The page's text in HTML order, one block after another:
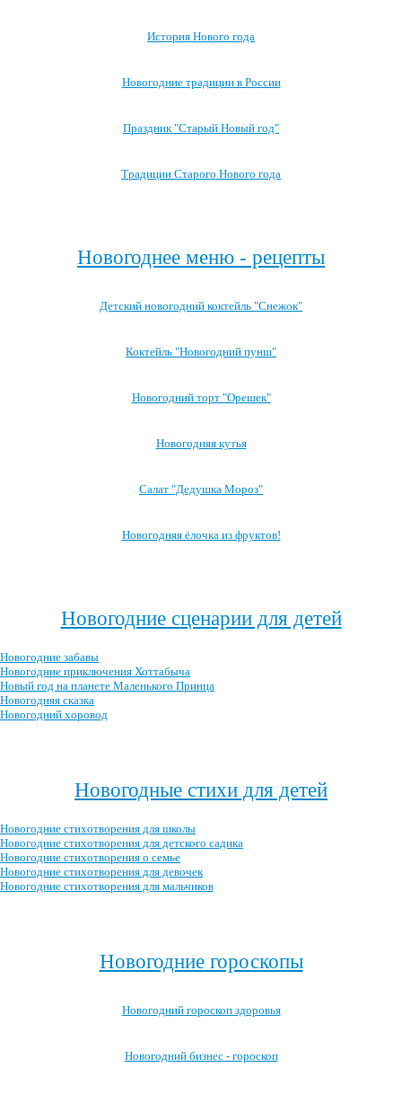
История Нового года
Новогодние традиции в России
Праздник "Старый Новый год"
Традиции Старого Нового года
Новогоднее меню - рецепты
Детский новогодний коктейль "Снежок"
Коктейль "Новогодний пунш"
Новогодний торт "Орешек"
Новогодняя кутья
Салат "Дедушка Мороз"
Новогодняя ёлочка из фруктов!
Новогодние сценарии для детей
Новогодние забавы
Новогодние приключения Хоттабыча
Новый год на планете Маленького Принца
Новогодняя сказка
Новогодний хоровод
Новогодные стихи для детей
Новогодние стихотворения для школы
Новогодние стихотворения для детского садика
Новогодние стихотворения о семье
Новогодние стихотворения для девочек
Новогодние стихотворения для мальчиков
Новогодние гороскопы
Новогодний гороскоп здоровья
Новогодний бизнес - гороскоп